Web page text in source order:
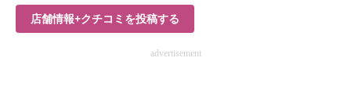
店舗情報+クチコミを投稿する
advertisement